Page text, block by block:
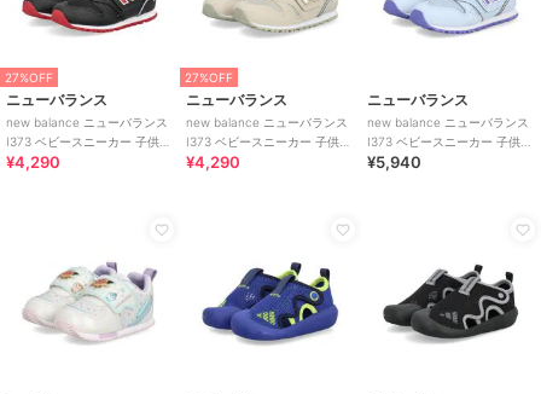
27%OFF
ニューバランス
new balance ニューバランス
I373 ベビースニーカー 子供靴
ワンベルト
¥4,290
27%OFF
ニューバランス
new balance ニューバランス
I373 ベビースニーカー 子供靴
ワンベルト
¥4,290
ニューバランス
new balance ニューバランス
I373 ベビースニーカー 子供靴
ワンベルト
¥5,940